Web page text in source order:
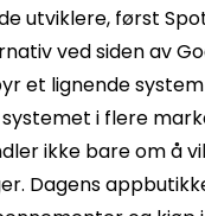
utviklere, først
ved siden av
et lignende
i flere
ikke bare om å
Dagens